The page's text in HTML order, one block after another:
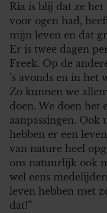
Ria is blij dat ze
voor ogen had,
mijn leven en dat
Er is twee dagen
Freek. Op de
’s avonds en in het
Zo kunnen we
doen. We doen het
aanpassingen. Ook
hebben er een
van nature heel
ons natuurlijk ook
wel eens
leven hebben met
dat!”